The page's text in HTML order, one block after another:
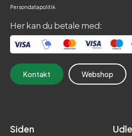
Persondatapolitik
Her kan du betale med:
Kontakt Webshop
Siden